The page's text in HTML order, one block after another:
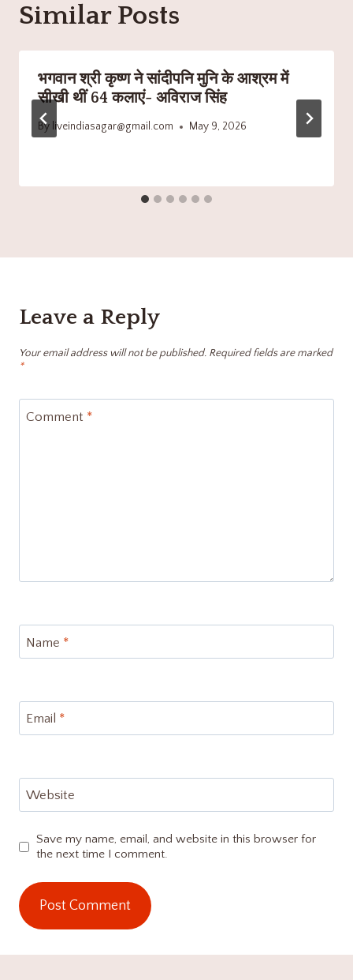
Similar Posts
भगवान श्री कृष्ण ने सांदीपनि मुनि के आश्रम में
सीखी थीं 64 कलाएं- अविराज सिंह
By liveindiasagar@gmail.com May 9, 2026
Leave a Reply
Your email address will not be published. Required fields are marked
*
Comment *
Name *
Email *
Website
Save my name, email, and website in this browser for
the next time I comment.